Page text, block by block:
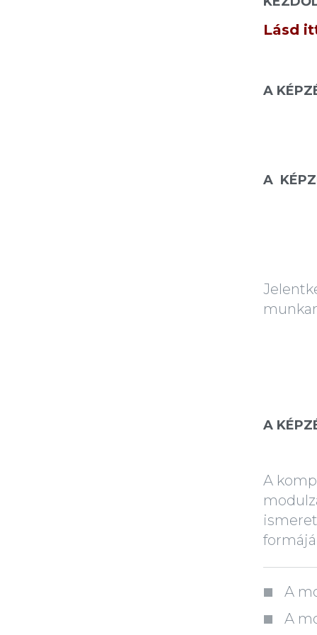
Lásd
A
A
mely
A
A
A
A